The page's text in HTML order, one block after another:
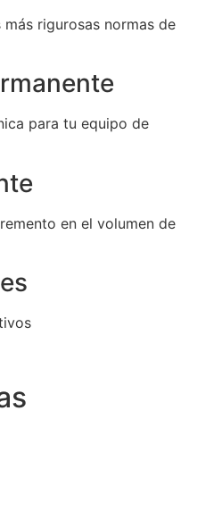
rigurosas normas de
para tu equipo de
en el volumen de